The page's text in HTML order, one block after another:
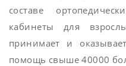
составе
кабинеты для
принимает и
помощь свыше 40000